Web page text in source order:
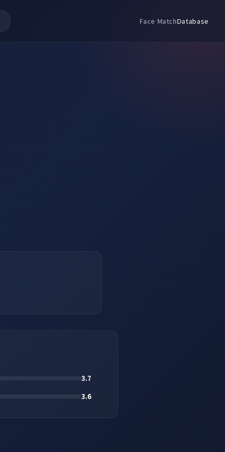
Face MatchDatabase
3.7
3.6